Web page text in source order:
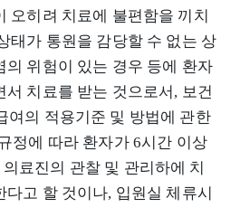
오히려 치료에 불편함을 끼치
태가 통원을 감당할 수 없는 상
의 위험이 있는 경우 등에 환자
서 치료를 받는 것으로서, 보건
여의 적용기준 및 방법에 관한
정에 따라 환자가 6시간 이상
료진의 관찰 및 관리하에 치
다고 할 것이나, 입원실 체류시